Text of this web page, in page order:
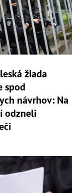
žiada
spod
návrhov: Na
odzneli